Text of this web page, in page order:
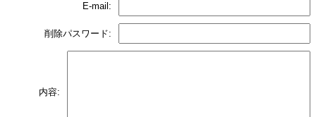
E-mail:
削除パスワード:
内容: